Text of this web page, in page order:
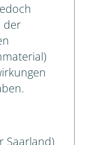
der
Saarland)